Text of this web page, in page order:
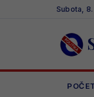
Subota,